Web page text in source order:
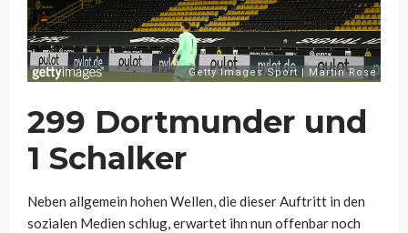
299 Dortmunder und
1 Schalker
Neben allgemein hohen Wellen, die dieser Auftritt in den
sozialen Medien schlug, erwartet ihn nun offenbar noch